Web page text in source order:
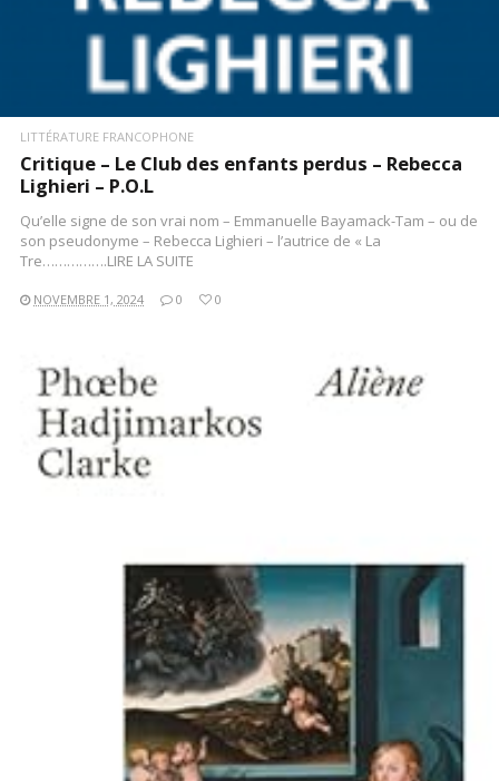
LITTÉRATURE FRANCOPHONE
Critique – Le Club des enfants perdus – Rebecca
Lighieri – P.O.L
Qu’elle signe de son vrai nom – Emmanuelle Bayamack-Tam – ou de
son pseudonyme – Rebecca Lighieri – l’autrice de « La
Tre…………….LIRE LA SUITE
NOVEMBRE 1, 2024 0 0
LIRE LA SUITE